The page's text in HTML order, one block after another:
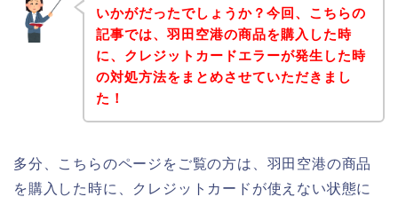
いかがだったでしょうか？今回、こちらの
記事では、羽田空港の商品を購入した時
に、クレジットカードエラーが発生した時
の対処方法をまとめさせていただきまし
た！
多分、こちらのページをご覧の方は、羽田空港の商品
を購入した時に、クレジットカードが使えない状態に